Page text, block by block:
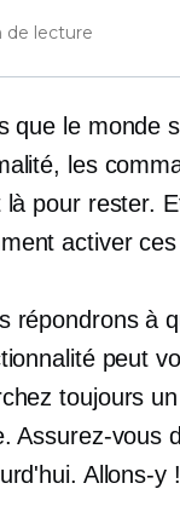
de lecture
que le monde
les
là pour rester.
activer
répondrons à
peut
toujours
Assurez-vous
Allons-y !